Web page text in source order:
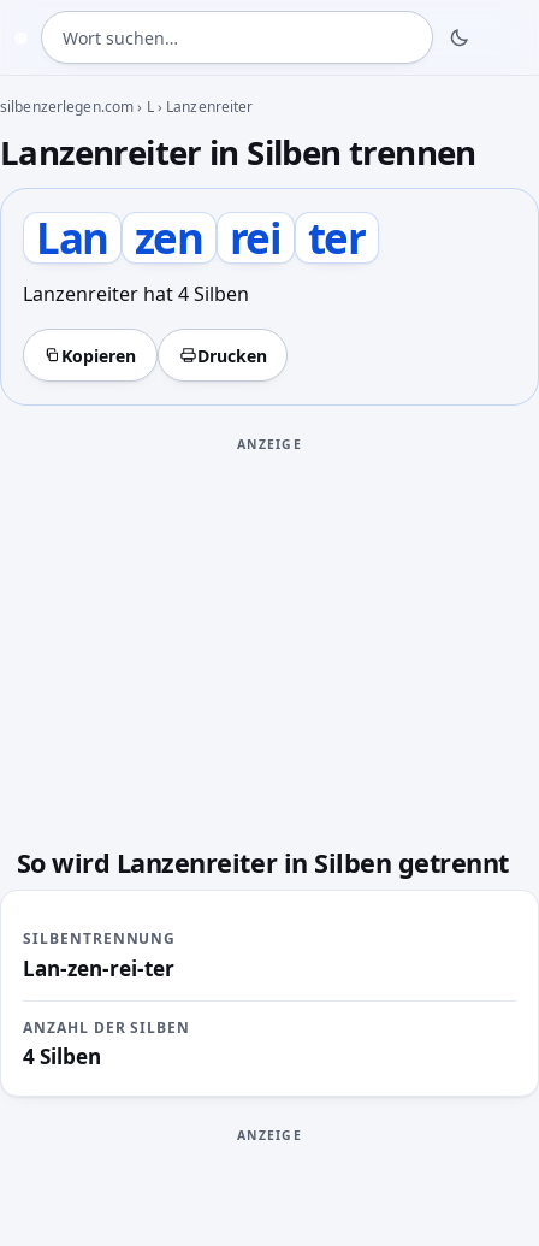
Wort suchen
silbenzerlegen.com› L› Lanzenreiter
Lanzenreiter in Silben trennen
Lan zen rei ter
Lanzenreiter hat 4 Silben
Kopieren Drucken
ANZEIGE
So wird Lanzenreiter in Silben getrennt
SILBENTRENNUNG
Lan-zen-rei-ter
ANZAHL DER SILBEN
4 Silben
ANZEIGE